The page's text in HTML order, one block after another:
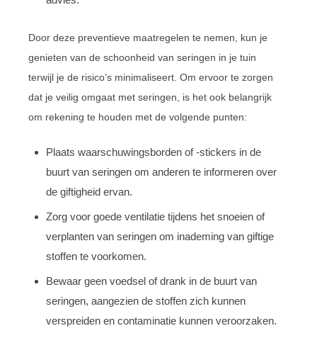
Door deze preventieve maatregelen te nemen, kun je
genieten van de schoonheid van seringen in je tuin
terwijl je de risico’s minimaliseert. Om ervoor te zorgen
dat je veilig omgaat met seringen, is het ook belangrijk
om rekening te houden met de volgende punten:
Plaats waarschuwingsborden of -stickers in de
buurt van seringen om anderen te informeren over
de giftigheid ervan.
Zorg voor goede ventilatie tijdens het snoeien of
verplanten van seringen om inademing van giftige
stoffen te voorkomen.
Bewaar geen voedsel of drank in de buurt van
seringen, aangezien de stoffen zich kunnen
verspreiden en contaminatie kunnen veroorzaken.